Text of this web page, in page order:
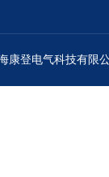
康登电气科技有限